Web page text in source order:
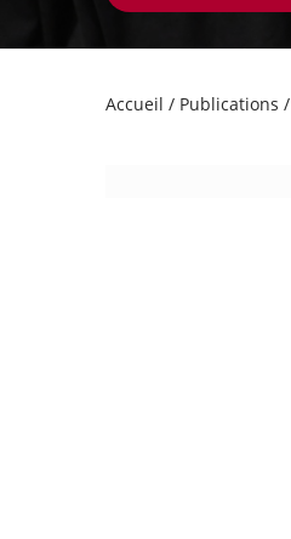
Accueil / Publications /